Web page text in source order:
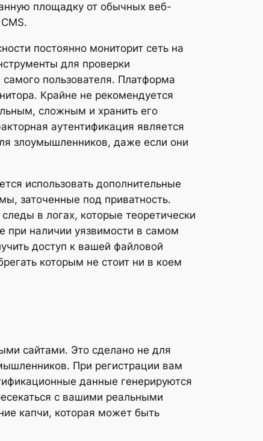
площадку от обычных веб-
постоянно мониторит сеть на
для проверки
пользователя. Платформа
Крайне не рекомендуется
сложным и хранить его
аутентификация является
злоумышленников, даже если они
использовать дополнительные
заточенные под приватность.
в логах, которые теоретически
при наличии уязвимости в самом
доступ к вашей файловой
которым не стоит ни в коем
сайтами. Это сделано не для
При регистрации вам
данные генерируются
с вашими реальными
капчи, которая может быть